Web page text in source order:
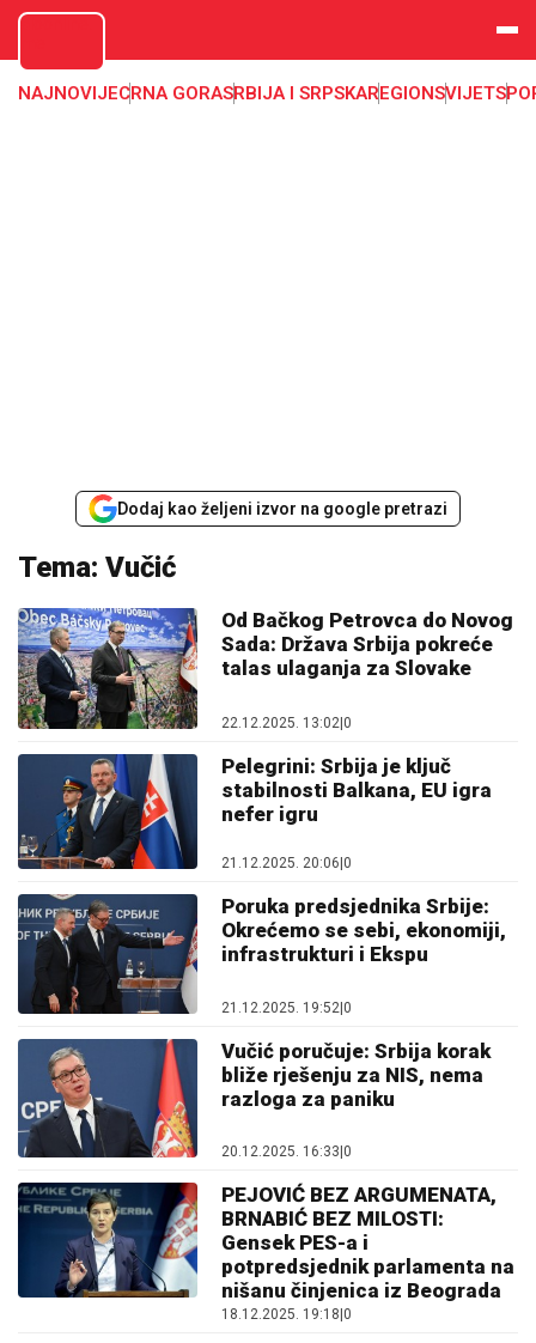
aloonline.
NAJNOVIJECRNA GORASRBIJA I SRPSKAREGIONSVIJET
Dodaj kao željeni izvor na google pretrazi
Tema: Vučić
Od Bačkog Petrovca do Novog
Sada: Država Srbija pokreće
talas ulaganja za Slovake
22.12.2025. 13:02 0
Pelegrini: Srbija je ključ
stabilnosti Balkana, EU igra
nefer igru
21.12.2025. 20:06 0
Poruka predsjednika Srbije:
Okrećemo se sebi, ekonomiji,
infrastrukturi i Ekspu
21.12.2025. 19:52|0
Vučić poručuje: Srbija korak
bliže rješenju za NIS, nema
razloga za paniku
20.12.2025. 16:33|0
PEJOVIĆ BEZ ARGUMENATA,
BRNABIĆ BEZ MILOSTI:
Gensek PES-a i
potpredsjednik parlamenta na
nišanu činjenica iz Beograda
18.12.2025. 19:18|0